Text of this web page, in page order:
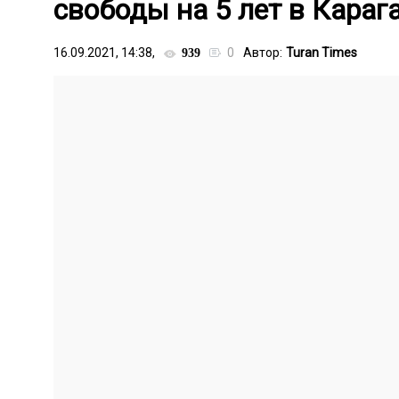
свободы на 5 лет в
16.09.2021, 14:38, 939 0 Автор: Turan Times